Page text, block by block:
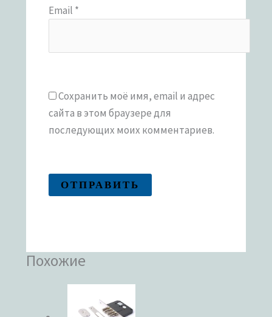
Email *
Сохранить моё имя, email и адрес
сайта в этом браузере для
последующих моих комментариев.
Похожие